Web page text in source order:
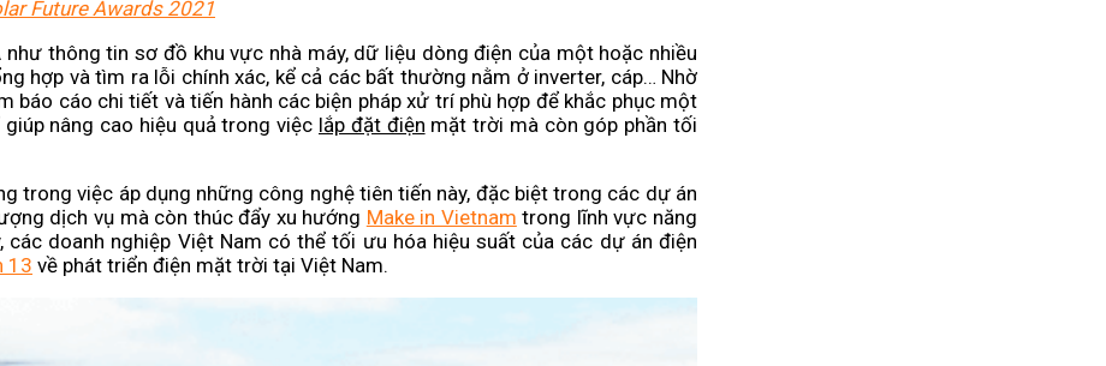
Future Awards 2021
thông tin sơ đồ khu vực nhà máy, dữ liệu dòng điện của một hoặc nhiều
hợp và tìm ra lỗi chính xác, kể cả các bất thường nằm ở inverter, cáp… Nhờ
báo cáo chi tiết và tiến hành các biện pháp xử trí phù hợp để khắc phục một
nâng cao hiệu quả trong việc lắp đặt điện mặt trời mà còn góp phần tối
trong việc áp dụng những công nghệ tiên tiến này, đặc biệt trong các dự án
dịch vụ mà còn thúc đẩy xu hướng Make in Vietnam trong lĩnh vực năng
doanh nghiệp Việt Nam có thể tối ưu hóa hiệu suất của các dự án điện
13 về phát triển điện mặt trời tại Việt Nam.